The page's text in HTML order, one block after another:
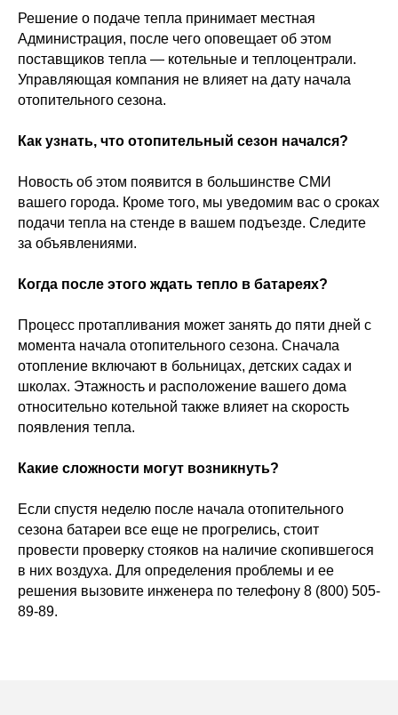
Решение о подаче тепла принимает местная
Администрация, после чего оповещает об этом
поставщиков тепла — котельные и теплоцентрали.
Управляющая компания не влияет на дату начала
отопительного сезона.
Как узнать, что отопительный сезон начался?
Новость об этом появится в большинстве СМИ
вашего города. Кроме того, мы уведомим вас о сроках
подачи тепла на стенде в вашем подъезде. Следите
за объявлениями.
Когда после этого ждать тепло в батареях?
Процесс протапливания может занять до пяти дней с
момента начала отопительного сезона. Сначала
отопление включают в больницах, детских садах и
школах. Этажность и расположение вашего дома
относительно котельной также влияет на скорость
появления тепла.
Какие сложности могут возникнуть?
Если спустя неделю после начала отопительного
сезона батареи все еще не прогрелись, стоит
провести проверку стояков на наличие скопившегося
в них воздуха. Для определения проблемы и ее
решения вызовите инженера по телефону 8 (800) 505-
89-89.